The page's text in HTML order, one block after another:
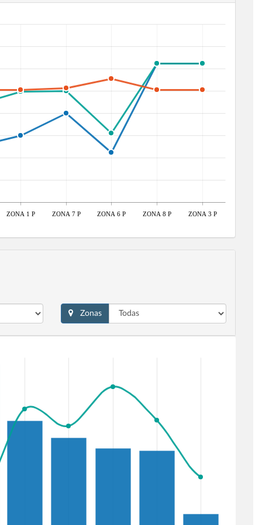
ZONA 1 P ZONA 7 P ZONA 6 P ZONA 8 P ZONA 3 P
Zonas